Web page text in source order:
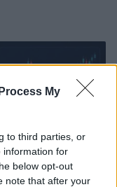
My
to third parties, or
information for
below opt-out
note that after your